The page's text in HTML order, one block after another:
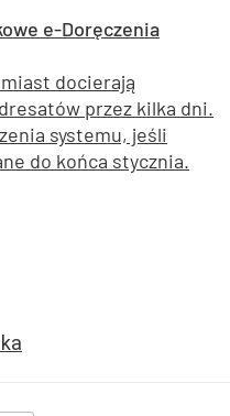
e-Doręczenia
docierają
przez kilka dni.
systemu, jeśli
do końca stycznia.